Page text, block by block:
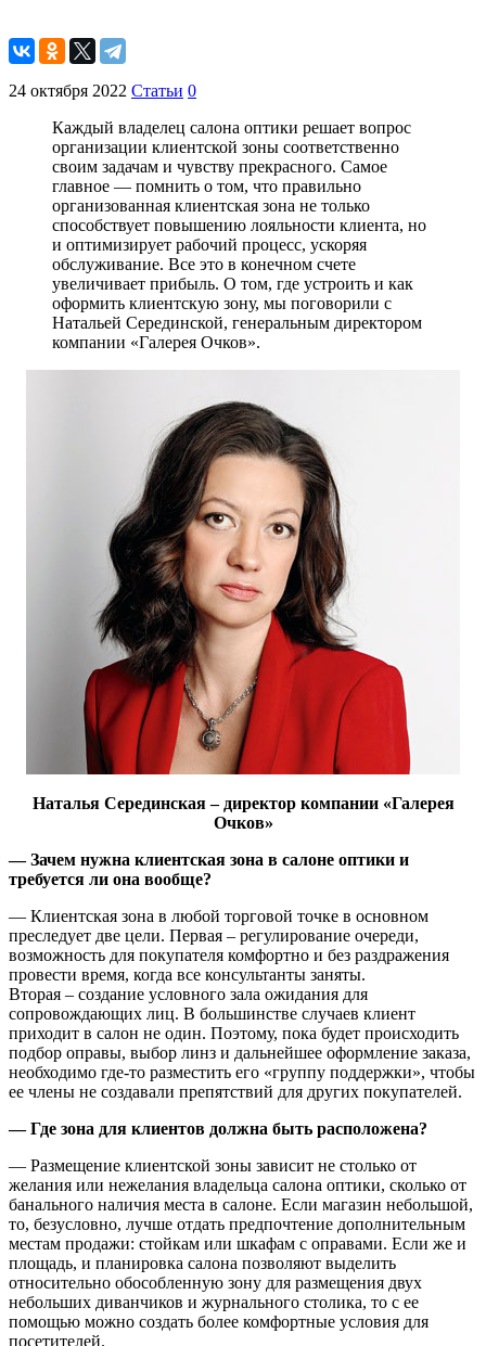
24 октября 2022 Статьи 0
Каждый владелец салона оптики решает вопрос
организации клиентской зоны соответственно
своим задачам и чувству прекрасного. Самое
главное — помнить о том, что правильно
организованная клиентская зона не только
способствует повышению лояльности клиента, но
и оптимизирует рабочий процесс, ускоряя
обслуживание. Все это в конечном счете
увеличивает прибыль. О том, где устроить и как
оформить клиентскую зону, мы поговорили с
Натальей Серединской, генеральным директором
компании «Галерея Очков».
Наталья Серединская – директор компании «Галерея
Очков»
— Зачем нужна клиентская зона в салоне оптики и
требуется ли она вообще?
— Клиентская зона в любой торговой точке в основном
преследует две цели. Первая – регулирование очереди,
возможность для покупателя комфортно и без раздражения
провести время, когда все консультанты заняты.
Вторая – создание условного зала ожидания для
сопровождающих лиц. В большинстве случаев клиент
приходит в салон не один. Поэтому, пока будет происходить
подбор оправы, выбор линз и дальнейшее оформление заказа,
необходимо где-то разместить его «группу поддержки», чтобы
ее члены не создавали препятствий для других покупателей.
— Где зона для клиентов должна быть расположена?
— Размещение клиентской зоны зависит не столько от
желания или нежелания владельца салона оптики, сколько от
банального наличия места в салоне. Если магазин небольшой,
то, безусловно, лучше отдать предпочтение дополнительным
местам продажи: стойкам или шкафам с оправами. Если же и
площадь, и планировка салона позволяют выделить
относительно обособленную зону для размещения двух
небольших диванчиков и журнального столика, то с ее
помощью можно создать более комфортные условия для
посетителей.